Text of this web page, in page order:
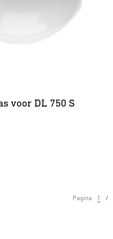
voor DL 750 S
Pagina 1